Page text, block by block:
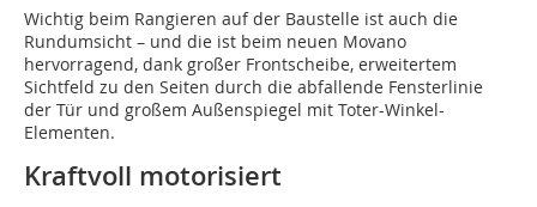
Wichtig beim Rangieren auf der Baustelle ist auch die
Rundumsicht – und die ist beim neuen Movano
hervorragend, dank großer Frontscheibe, erweitertem
Sichtfeld zu den Seiten durch die abfallende Fensterlinie
der Tür und großem Außenspiegel mit Toter-Winkel-
Elementen.
Kraftvoll motorisiert